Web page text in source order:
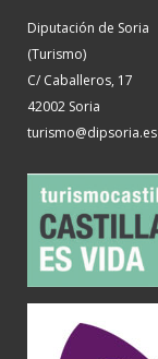
Diputación de Soria
(Turismo)
C/ Caballeros, 17
42002 Soria
turismo@dipsoria.es